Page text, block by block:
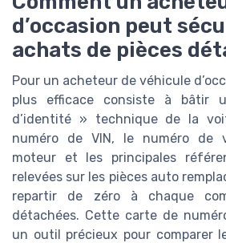
d’occasion peut
achats de pièces
Pour un acheteur de véhicule
plus efficace consiste à bâtir
d’identité » technique de la
numéro de VIN, le numéro de
moteur et les principales
relevées sur les pièces auto
repartir de zéro à chaque
détachées. Cette carte de
un outil précieux pour comparer